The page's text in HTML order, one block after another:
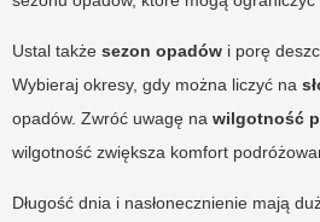
Ustal także sezon opadów i porę
Wybieraj okresy, gdy można liczyć na
opadów. Zwróć uwagę na wilgotność
wilgotność zwiększa komfort
Długość dnia i nasłonecznienie mają